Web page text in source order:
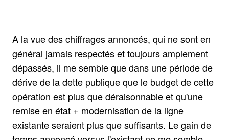
A la vue des chiffrages annoncés, qui ne sont en
général jamais respectés et toujours amplement
dépassés, il me semble que dans une période de
dérive de la dette publique que le budget de cette
opération est plus que déraisonnable et qu'une
remise en état + modernisation de la ligne
existante seraient plus que suffisants. Le gain de